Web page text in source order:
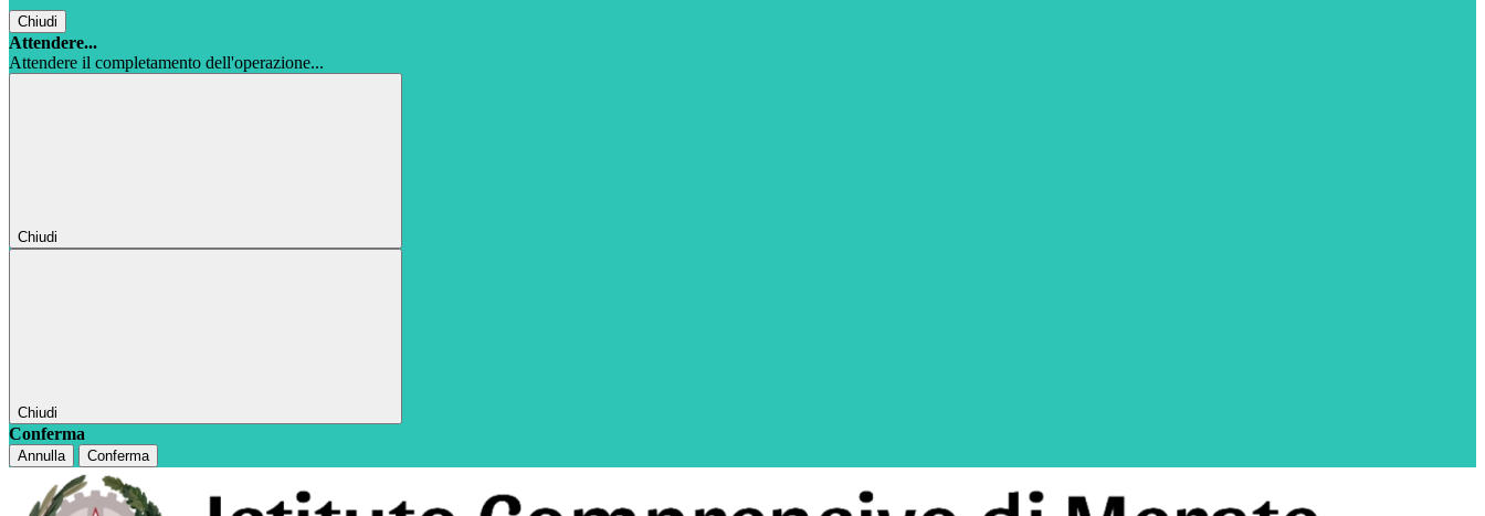
Chiudi
Attendere...
Attendere il completamento dell'operazione...
Chiudi
Chiudi
Conferma
Annulla Conferma